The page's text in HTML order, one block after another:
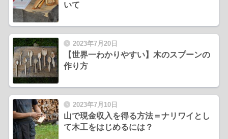
いて
2023年7月20日
【世界一わかりやすい】木のスプーンの
作り方
2023年7月10日
山で現金収入を得る方法＝ナリワイとし
て木工をはじめるには？